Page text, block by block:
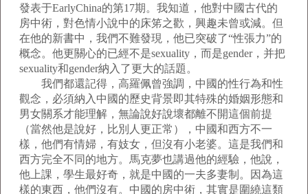
發表于EarlyChina的第17期。我知道，他對中國古代的
房中術，對色情小說中的床笫之歡，興趣未曾或減。但
在他的新書中，我們不難發現，他已突破了“性張力”的
概念。他更關心的已經不是sexuality，而是gender，并把
sexuality和gender納入了更大的話題。
我們都還記得，高羅佩曾強調，中國的性行為和性
觀念，必須納入中國的歷史背景即其特殊的婚姻形態和
男女關系才能理解，無論說好說壞都離不開這個前提
（當然他是說好，比別人更正常），中國和西方不一
樣，他們有情婦，有妓女，但沒有小老婆。這是我們和
西方完全不同的地方。馬克夢也講過他的經驗，他說，
他上課，學生最好奇，就是中國的一夫多妻制。因為這
樣的東西，他們沒有。中國的房中術，其實是圍繞這類